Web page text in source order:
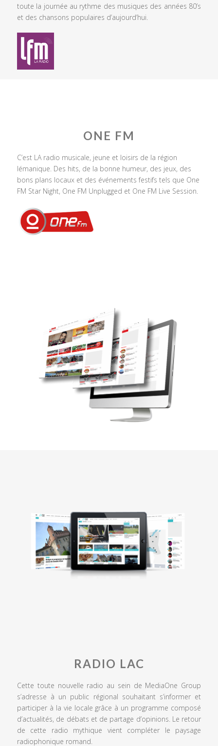
toute la journée au rythme des musiques des années 80’s
et des chansons populaires d’aujourd’hui.
ONE FM
C’est LA radio musicale, jeune et loisirs de la région
lémanique. Des hits, de la bonne humeur, des jeux, des
bons plans locaux et des événements festifs tels que One
FM Star Night, One FM Unplugged et One FM Live Session.
RADIO LAC
Cette toute nouvelle radio au sein de MediaOne Group
s’adresse à un public régional souhaitant s’informer et
participer à la vie locale grâce à un programme composé
d’actualités, de débats et de partage d’opinions. Le retour
de cette radio mythique vient compléter le paysage
radiophonique romand.